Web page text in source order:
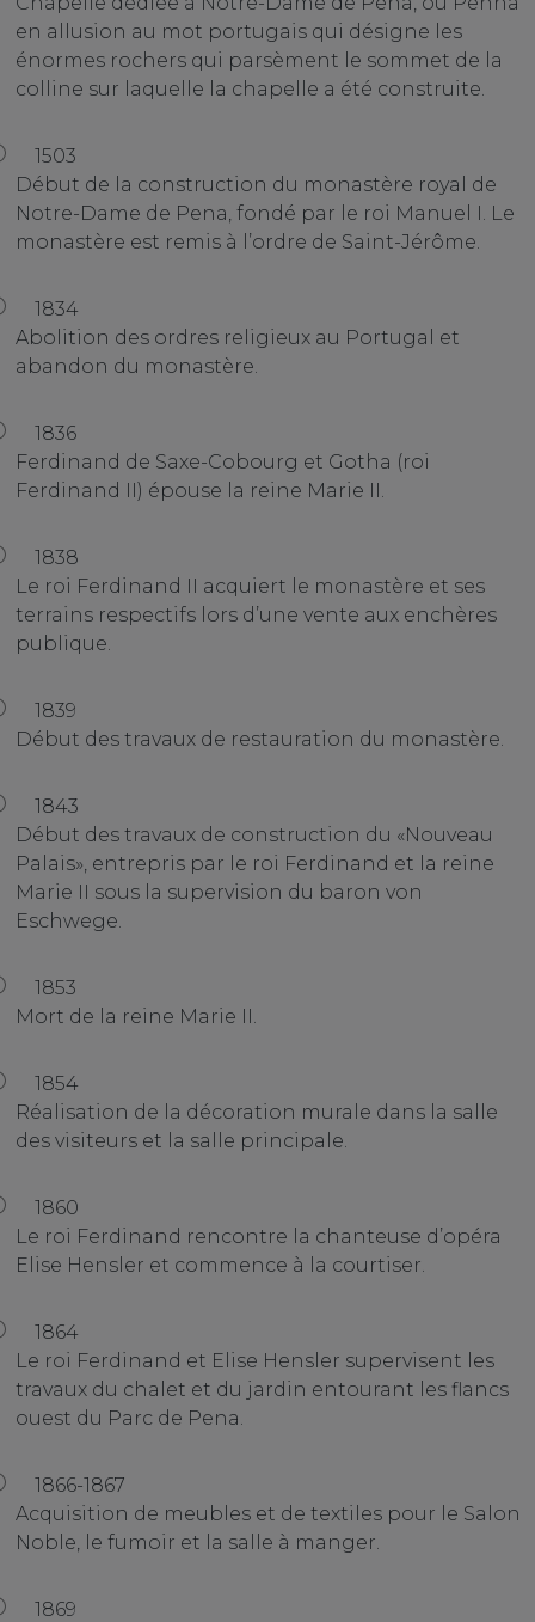
en allusion au mot portugais qui désigne les
énormes rochers qui parsèment le sommet de la
colline sur laquelle la chapelle a été construite.
1503
Début de la construction du monastère royal de
Notre-Dame de Pena, fondé par le roi Manuel I. Le
monastère est remis à l’ordre de Saint-Jérôme.
1834
Abolition des ordres religieux au Portugal et
abandon du monastère.
1836
Ferdinand de Saxe-Cobourg et Gotha (roi
Ferdinand II) épouse la reine Marie II.
1838
Le roi Ferdinand II acquiert le monastère et ses
terrains respectifs lors d’une vente aux enchères
publique.
1839
Début des travaux de restauration du monastère.
1843
Début des travaux de construction du «Nouveau
Palais», entrepris par le roi Ferdinand et la reine
Marie II sous la supervision du baron von
Eschwege.
1853
Mort de la reine Marie II.
1854
Réalisation de la décoration murale dans la salle
des visiteurs et la salle principale.
1860
Le roi Ferdinand rencontre la chanteuse d’opéra
Elise Hensler et commence à la courtiser.
1864
Le roi Ferdinand et Elise Hensler supervisent les
travaux du chalet et du jardin entourant les flancs
ouest du Parc de Pena.
1866-1867
Acquisition de meubles et de textiles pour le Salon
Noble, le fumoir et la salle à manger.
1869